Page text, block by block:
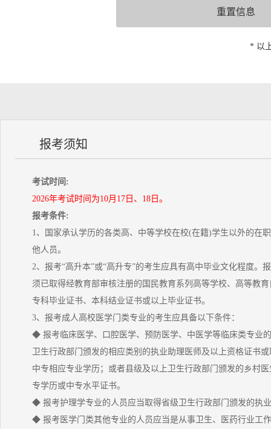
* 以
报考须知
考试时间:
2026年考试时间为10月17日、18日。
报考条件:
1、国家承认学历的各类高、中等学校在校(在籍)学生以外的在
他人员。
2、报考“高升本”或“高升专”的考生应具有高中毕业文化程度。
须已取得经教育部审核注册的国民教育系列高等学校、高等教
专科毕业证书、本科结业证书或以上毕业证书。
3、报考成人高校医学门类专业的考生应具备以下条件：
◆ 报考临床医学、口腔医学、预防医学、中医学等临床类专业
卫生行政部门颁发的相应类别的执业助理医师及以上资格证书
中专相应专业学历；或者县级及以上卫生行政部门颁发的乡村
专学历或中专水平证书。
◆ 报考护理学专业的人员应当取得省级卫生行政部门颁发的执
◆ 报考医学门类其他专业的人员应当是从事卫生、医药行业工